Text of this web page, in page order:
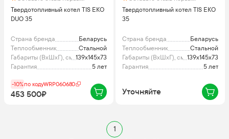
Твердотопливный котел TIS EKO
DUO 35
Страна бренда
Беларусь
Теплообменник
Стальной
Габариты (ВхШхГ), см 139x145x73
Гарантия
5 лет
-10%по кодуWRP060680
453 500₽
Твердотопливный котел TIS EKO
35
Страна бренда
Беларусь
Теплообменник
Стальной
Габариты (ВхШхГ), см 139x145x73
Гарантия
5 лет
Уточняйте
1